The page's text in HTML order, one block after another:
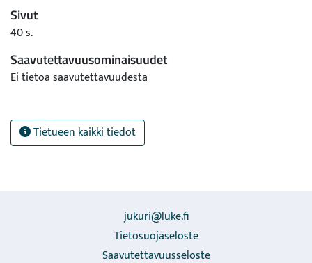
Sivut
40 s.
Saavutettavuusominaisuudet
Ei tietoa saavutettavuudesta
Tietueen kaikki tiedot
jukuri@luke.fi
Tietosuojaseloste
Saavutettavuusseloste